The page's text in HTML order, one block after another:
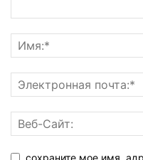
сохраните мое имя,